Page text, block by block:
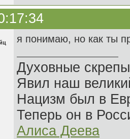
я понимаю, но как ты
Духовные
Явил наш
Нацизм был в
Теперь он в
Алиса Деева